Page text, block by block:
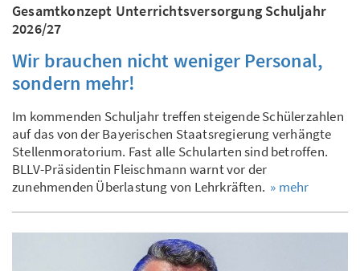
Gesamtkonzept Unterrichtsversorgung Schuljahr
2026/27
Wir brauchen nicht weniger Personal,
sondern mehr!
Im kommenden Schuljahr treffen steigende Schülerzahlen
auf das von der Bayerischen Staatsregierung verhängte
Stellenmoratorium. Fast alle Schularten sind betroffen.
BLLV-Präsidentin Fleischmann warnt vor der
zunehmenden Überlastung von Lehrkräften. » mehr